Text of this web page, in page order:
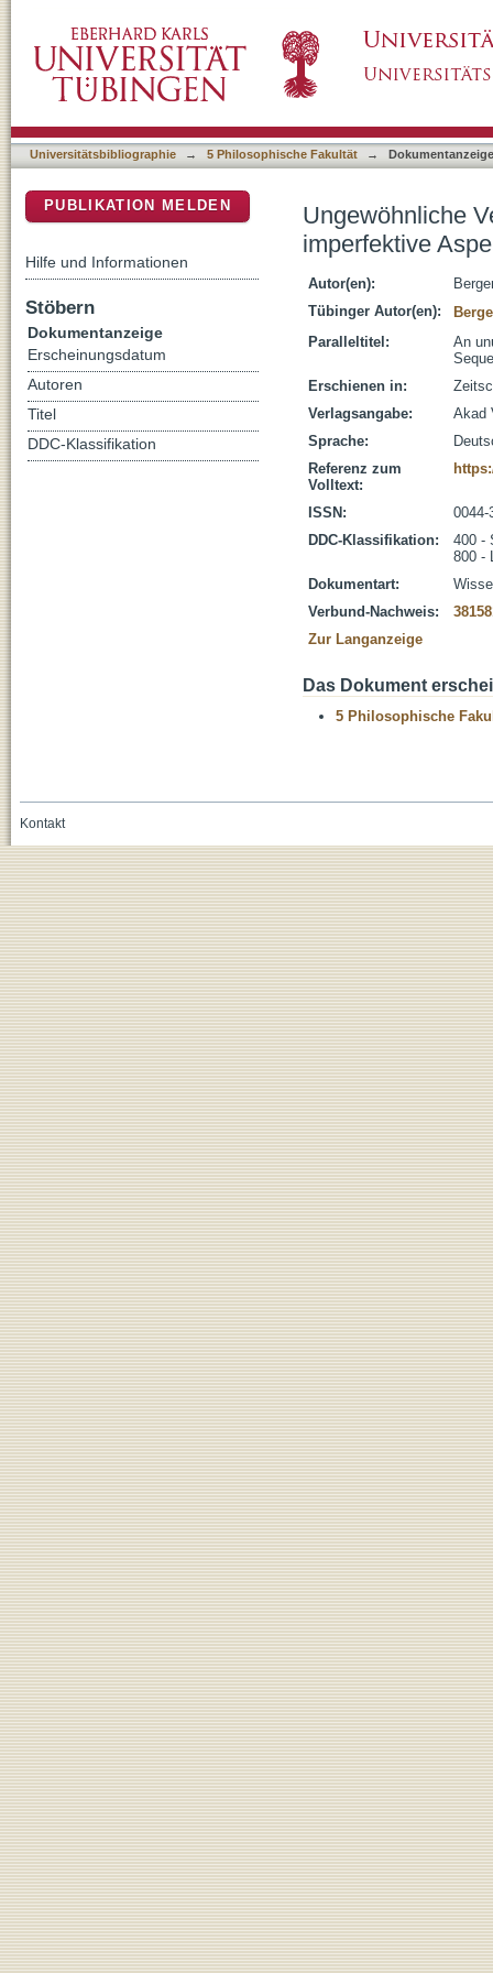
Handlungssequenzen
Universitätsbibliographie → 5 Philosophische Fakultät → Dokumentanzeige
Ungewöhnliche
imperfektive
Autor(en):
Tübinger Autor(en):
Paralleltitel:
An
Erschienen in:
Verlagsangabe:
Akad
Sprache:
Referenz zum
Volltext:
ISSN:
0044-
DDC-Klassifikation:
400 -
800 -
Dokumentart:
Verbund-Nachweis:
Zur Langanzeige
Das Dokument
5 Philosophische
PUBLIKATION MELDEN
Hilfe und Informationen
Stöbern
Dokumentanzeige
Erscheinungsdatum
Autoren
Titel
DDC-Klassifikation
Kontakt